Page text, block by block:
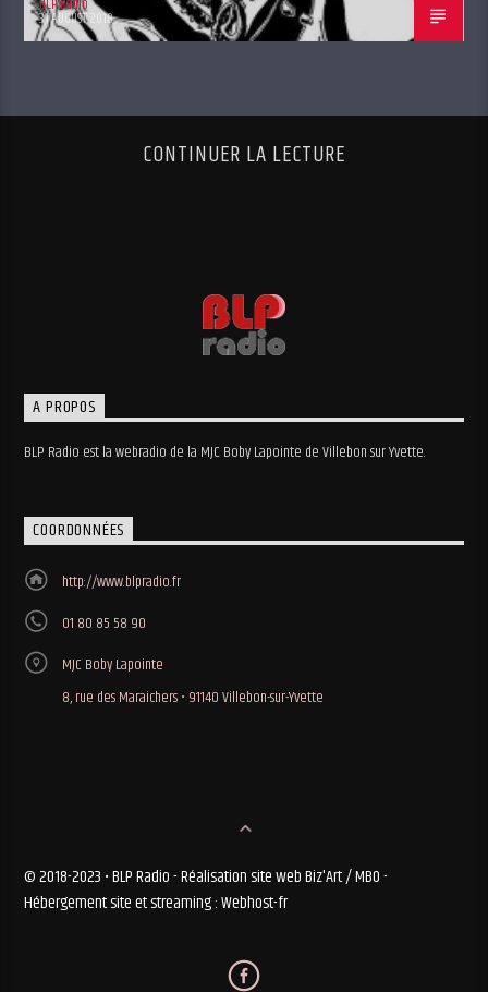
31 AUGUST 2018
CONTINUER LA LECTURE
A PROPOS
BLP Radio est la webradio de la MJC Boby Lapointe de Villebon sur Yvette.
COORDONNÉES
http://www.blpradio.fr
01 80 85 58 90
MJC Boby Lapointe
8, rue des Maraichers • 91140 Villebon-sur-Yvette
© 2018-2023 • BLP Radio - Réalisation site web Biz'Art / MBO -
Hébergement site et streaming : Webhost-fr